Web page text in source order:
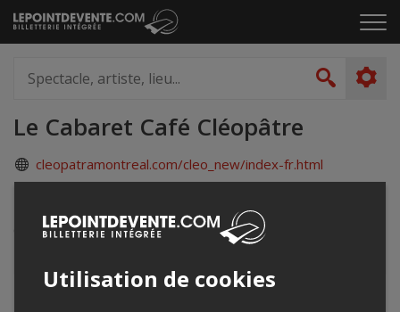
Passer
au
le
artiste,
lieu...
Le Cabaret Café Cléopâtre
cleopatramontreal.com/cleo_new/index-fr.html
Montréal, QC
Canada
Utilisation de cookies